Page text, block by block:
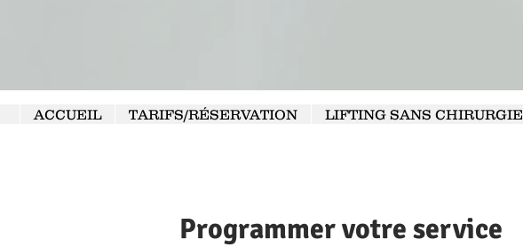
ACCUEIL TARIFS/RÉSERVATION LIFTING SANS CHIRURGIE
Programmer votre service